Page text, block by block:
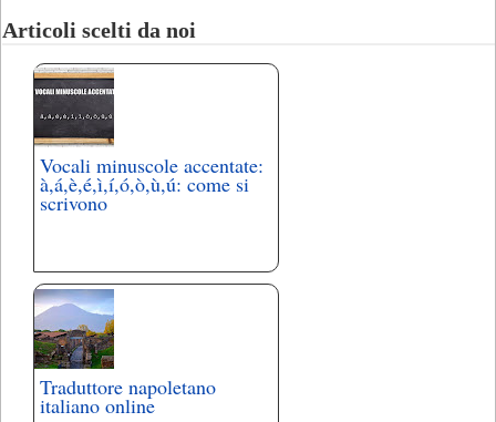
Articoli scelti da noi
Vocali minuscole accentate:
à,á,è,é,ì,í,ó,ò,ù,ú: come si
scrivono
Traduttore napoletano
italiano online